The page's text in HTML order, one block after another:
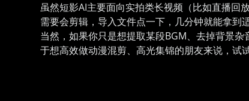
虽然短影AI主要面向实拍类长视频（比如直播
需要会剪辑，导入文件点一下，几分钟就能拿到
当然，如果你只是想提取某段BGM、去掉背景
于想高效做动漫混剪、高光集锦的朋友来说，试